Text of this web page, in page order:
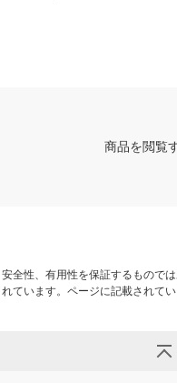
商品を閲覧
全性、有用性を保証するものでは
います。ページに記載されて